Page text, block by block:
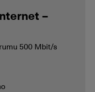
–
500 Mbit/s